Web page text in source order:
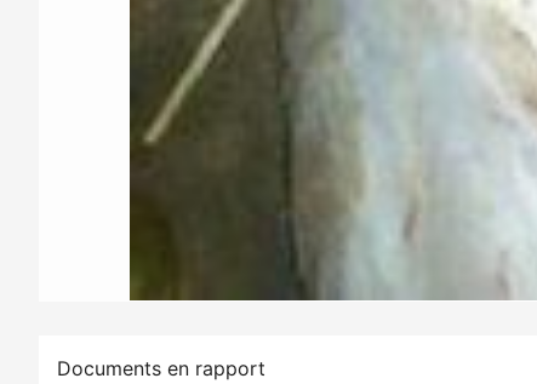
Documents en rapport